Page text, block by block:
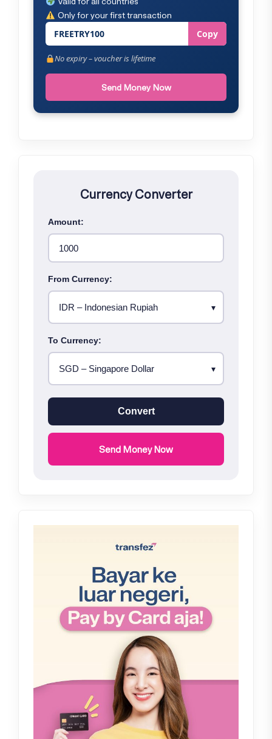
Only for your first transaction
FREETRY100 Copy
No expiry – voucher is lifetime
Send Money Now
Currency Converter
Amount:
From Currency:
To Currency:
Convert
Send Money Now